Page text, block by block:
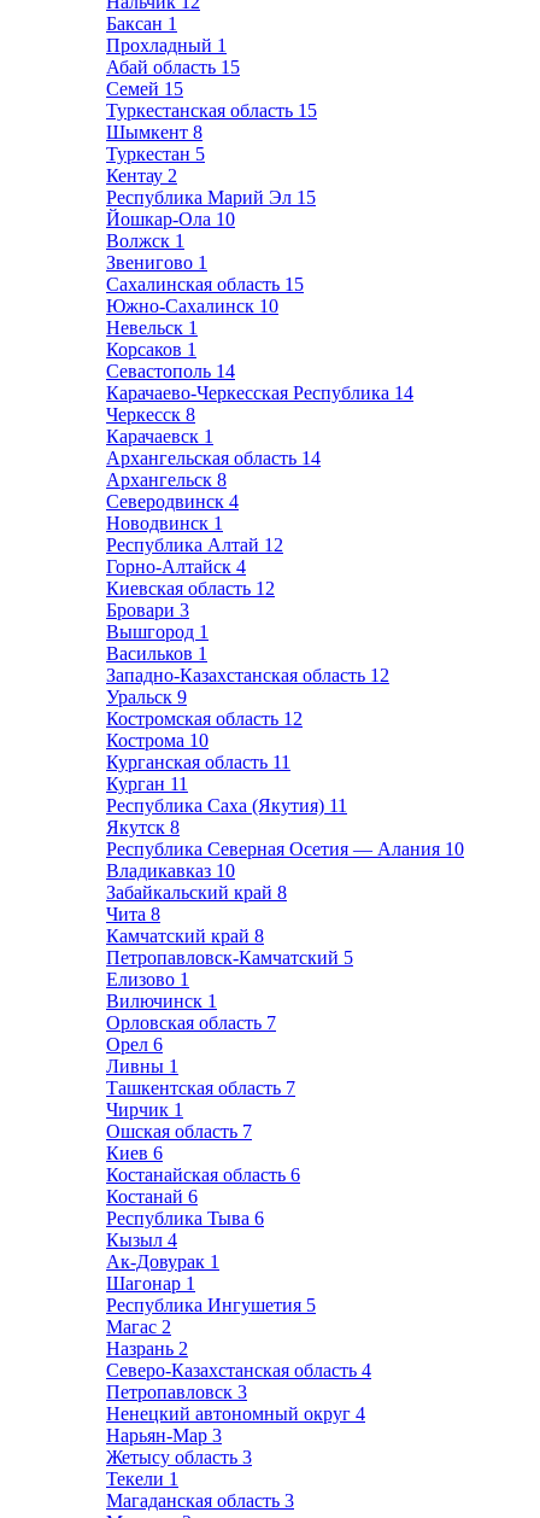
Баксан 1
Прохладный 1
Абай область 15
Семей 15
Туркестанская область 15
Шымкент 8
Туркестан 5
Кентау 2
Республика Марий Эл 15
Йошкар-Ола 10
Волжск 1
Звенигово 1
Сахалинская область 15
Южно-Сахалинск 10
Невельск 1
Корсаков 1
Севастополь 14
Карачаево-Черкесская Республика 14
Черкесск 8
Карачаевск 1
Архангельская область 14
Архангельск 8
Северодвинск 4
Новодвинск 1
Республика Алтай 12
Горно-Алтайск 4
Киевская область 12
Бровари 3
Вышгород 1
Васильков 1
Западно-Казахстанская область 12
Уральск 9
Костромская область 12
Кострома 10
Курганская область 11
Курган 11
Республика Саха (Якутия) 11
Якутск 8
Республика Северная Осетия — Алания 10
Владикавказ 10
Забайкальский край 8
Чита 8
Камчатский край 8
Петропавловск-Камчатский 5
Елизово 1
Вилючинск 1
Орловская область 7
Орел 6
Ливны 1
Ташкентская область 7
Чирчик 1
Ошская область 7
Киев 6
Костанайская область 6
Костанай 6
Республика Тыва 6
Кызыл 4
Ак-Довурак 1
Шагонар 1
Республика Ингушетия 5
Магас 2
Назрань 2
Северо-Казахстанская область 4
Петропавловск 3
Ненецкий автономный округ 4
Нарьян-Мар 3
Жетысу область 3
Текели 1
Магаданская область 3